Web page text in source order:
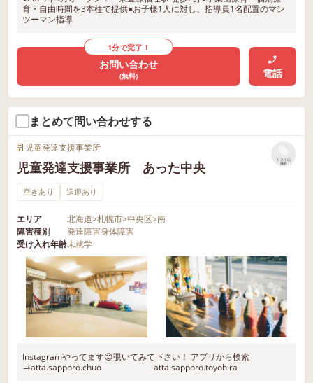
育・自由時間を3本柱で提供●お子様1人に対し、指導員1名配置のマン
ツーマン指導
1分で完了！
お問い合わせ
(無料) 電話
まとめて問い合わせする
児童発達支援事業所
児童発達支援事業所 あった中央
リストに
保存
空きあり 送迎あり
エリア 北海道>札幌市>中央区>南
障害種別
発達障害身体障害
受け入れ年齢未就学
Instagramやってます😊覗いてみて下さい！ アプリから検索
→atta.sapporo.chuo atta.sapporo.toyohira